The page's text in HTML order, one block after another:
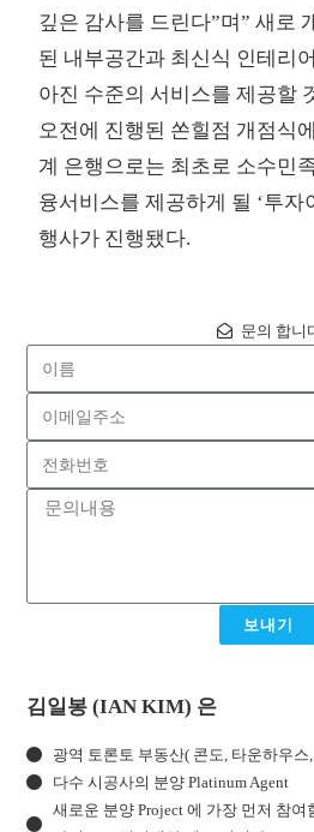
깊은 감사를 드린다”며” 새로
된 내부공간과 최신식 인테리
아진 수준의 서비스를 제공할
오전에 진행된 쏜힐점 개점식
계 은행으로는 최초로 소수민
융서비스를 제공하게 될 ‘투자
행사가 진행됐다.
문의 합니
보내기
김일봉 (IAN KIM) 은
광역 토론토 부동산( 콘도, 타운하우
다수 시공사의 분양 Platinum Agent
새로운 분양 Project 에 가장 먼저 참